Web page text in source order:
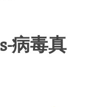
病毒真